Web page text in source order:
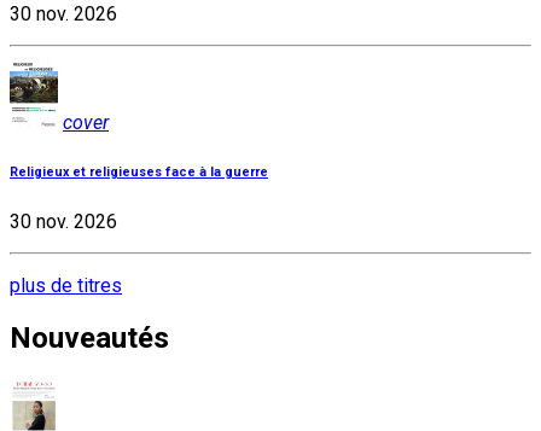
30 nov. 2026
cover
Religieux et religieuses face à la guerre
30 nov. 2026
plus de titres
Nouveautés